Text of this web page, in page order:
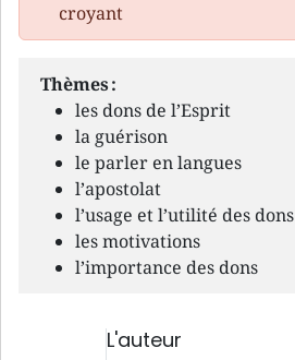
croyant
Thèmes :
les dons de l’Esprit
la guérison
le parler en langues
l’apostolat
l’usage et l’utilité des dons
les motivations
l’importance des dons
L'auteur